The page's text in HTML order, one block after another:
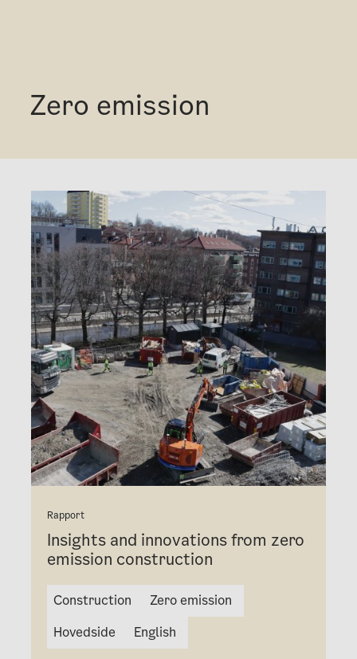
Zero emission
Rapport
Insights and innovations from zero
emission construction
Construction
Zero emission
Hovedside
English